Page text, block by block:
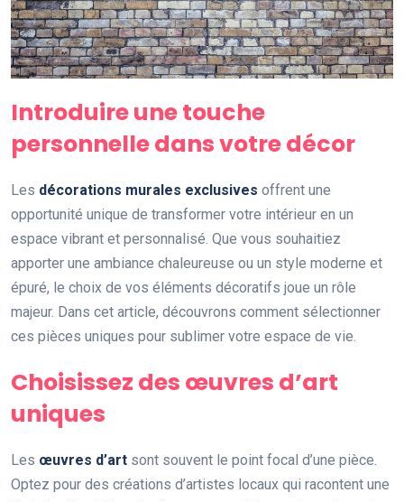
Introduire une touche
personnelle dans votre décor
Les décorations murales exclusives offrent une
opportunité unique de transformer votre intérieur en un
espace vibrant et personnalisé. Que vous souhaitiez
apporter une ambiance chaleureuse ou un style moderne et
épuré, le choix de vos éléments décoratifs joue un rôle
majeur. Dans cet article, découvrons comment sélectionner
ces pièces uniques pour sublimer votre espace de vie.
Choisissez des œuvres d’art
uniques
Les œuvres d’art sont souvent le point focal d’une pièce.
Optez pour des créations d’artistes locaux qui racontent une